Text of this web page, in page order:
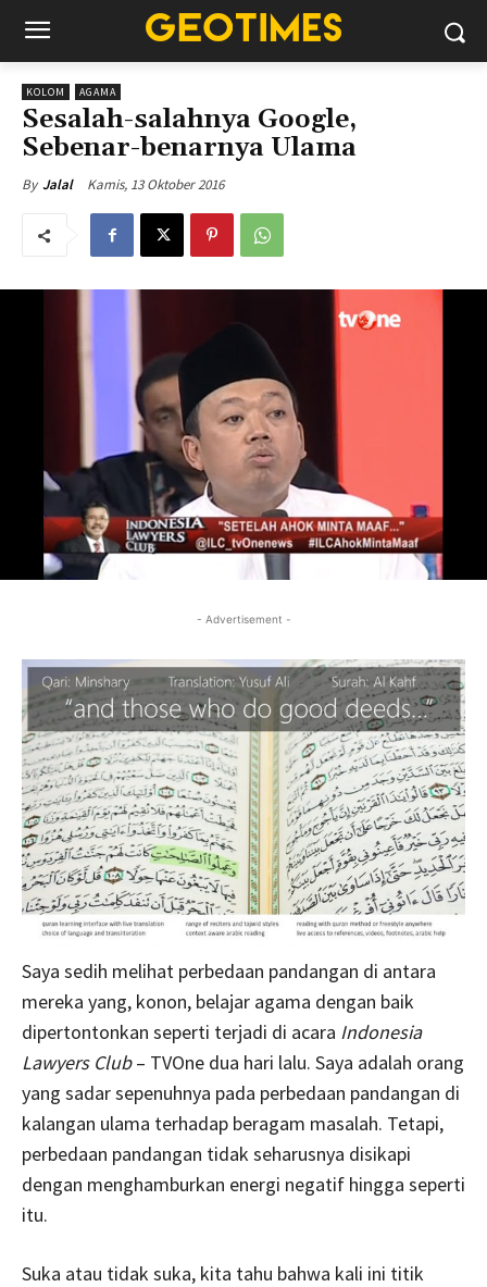
KOLOM AGAMA
Sesalah-salahnya Google,
Sebenar-benarnya Ulama
By Jalal Kamis, 13 Oktober 2016
- Advertisement -
Saya sedih melihat perbedaan pandangan di antara
mereka yang, konon, belajar agama dengan baik
dipertontonkan seperti terjadi di acara Indonesia
Lawyers Club– TVOne dua hari lalu. Saya adalah orang
yang sadar sepenuhnya pada perbedaan pandangan di
kalangan ulama terhadap beragam masalah. Tetapi,
perbedaan pandangan tidak seharusnya disikapi
dengan menghamburkan energi negatif hingga seperti
itu.
Suka atau tidak suka, kita tahu bahwa kali ini titik